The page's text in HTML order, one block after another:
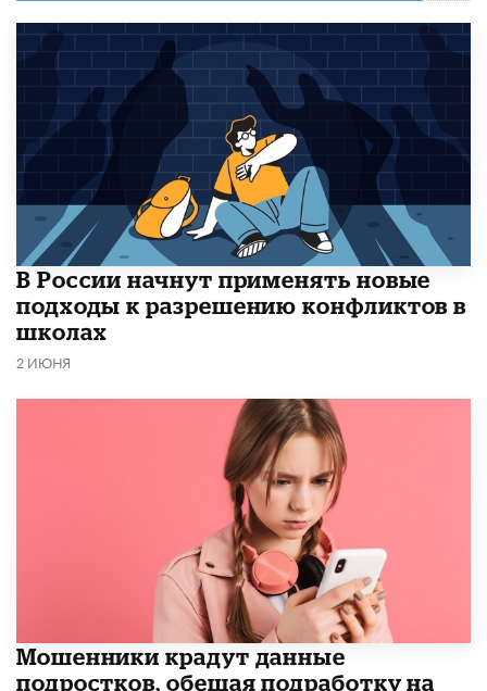
В России начнут применять новые
подходы к разрешению конфликтов в
школах
2 ИЮНЯ
Мошенники крадут данные
подростков, обещая подработку на